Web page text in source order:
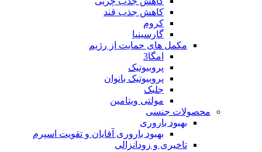
کاهش جذب قند
مکمل های حمایت از رژیم
پروبیوتیک بانوان
مولتی ویتامین
محصولات جنسی
بهبود باروری
بهبود باروری آقایان و تقویت اسپرم
تاخیری و زودانزالی